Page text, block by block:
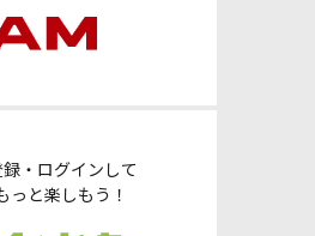
録・ログインして
っと楽しもう！